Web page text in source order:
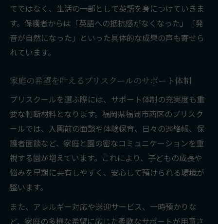
てではなく、生活の一部として英語を身につけていきま
す。保護者からは「英語への抵抗感がなくなった」「発
音が自然になった」といった具体的な成果の声も寄せら
れています。
家庭の希望を叶えるプリスクールのサポート体制
プリスクールを選ぶ際には、サポート体制の充実度も重
要な判断材料となります。福岡県福岡市西区のプリスク
ールでは、入園前の面談や体験保育、日々の連絡帳、保
護者面談など、家庭と園の密なコミュニケーションを重
視する園が増えています。これにより、子どもの成長や
悩みを早期に共有しやすく、安心して預けられる環境が
整います。
また、アレルギー対応や送迎サービス、一時預かりな
ど、家庭の多様な希望に応じた柔軟なサポートが用意さ